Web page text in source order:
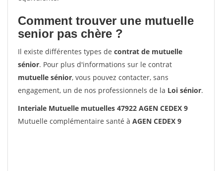
Comment trouver une mutuelle
senior pas chère ?
Il existe différentes types de contrat de mutuelle
sénior. Pour plus d'informations sur le contrat
mutuelle sénior, vous pouvez contacter, sans
engagement, un de nos professionnels de la Loi sénior.
Interiale Mutuelle mutuelles 47922 AGEN CEDEX 9
Mutuelle complémentaire santé à AGEN CEDEX 9